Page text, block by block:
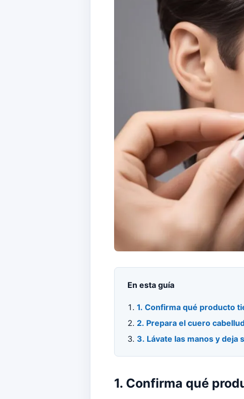
En esta guía
1. Confirma qué producto
2. Prepara el cuero
3. Lávate las manos y deja
1. Confirma qué